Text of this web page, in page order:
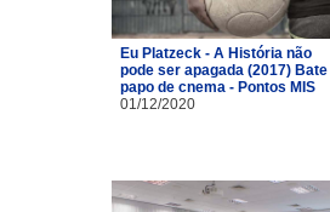
Eu Platzeck - A História não
pode ser apagada (2017) Bate
papo de cnema - Pontos MIS
01/12/2020